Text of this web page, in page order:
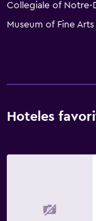
Recepción 24
Sistema de
TV de pantalla
TV por cable o
Museum of Fine Arts
Hoteles